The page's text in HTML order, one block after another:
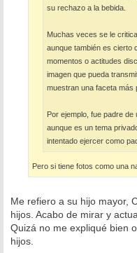
su rechazo a la bebida.
Muchas veces se le
aunque también es cierto
momentos o actitudes
imagen que pueda
muestran una faceta más
Por ejemplo, fue padre
aunque es un tema
intentado ejercer como
Pero si tiene fotos como una
Me refiero a su hijo mayor,
hijos. Acabo de mirar y
Quizá no me expliqué bien
hijos.